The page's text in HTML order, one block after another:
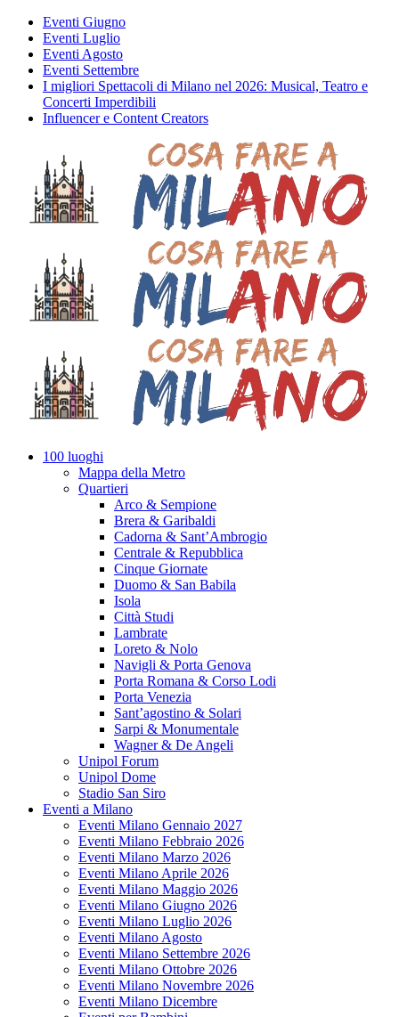
Eventi Giugno
Eventi Luglio
Eventi Agosto
Eventi Settembre
I migliori Spettacoli di Milano nel 2026: Musical, Teatro e
Concerti Imperdibili
Influencer e Content Creators
100 luoghi
Mappa della Metro
Quartieri
Arco & Sempione
Brera & Garibaldi
Cadorna & Sant’Ambrogio
Centrale & Repubblica
Cinque Giornate
Duomo & San Babila
Isola
Città Studi
Lambrate
Loreto & Nolo
Navigli & Porta Genova
Porta Romana & Corso Lodi
Porta Venezia
Sant’agostino & Solari
Sarpi & Monumentale
Wagner & De Angeli
Unipol Forum
Unipol Dome
Stadio San Siro
Eventi a Milano
Eventi Milano Gennaio 2027
Eventi Milano Febbraio 2026
Eventi Milano Marzo 2026
Eventi Milano Aprile 2026
Eventi Milano Maggio 2026
Eventi Milano Giugno 2026
Eventi Milano Luglio 2026
Eventi Milano Agosto
Eventi Milano Settembre 2026
Eventi Milano Ottobre 2026
Eventi Milano Novembre 2026
Eventi Milano Dicembre